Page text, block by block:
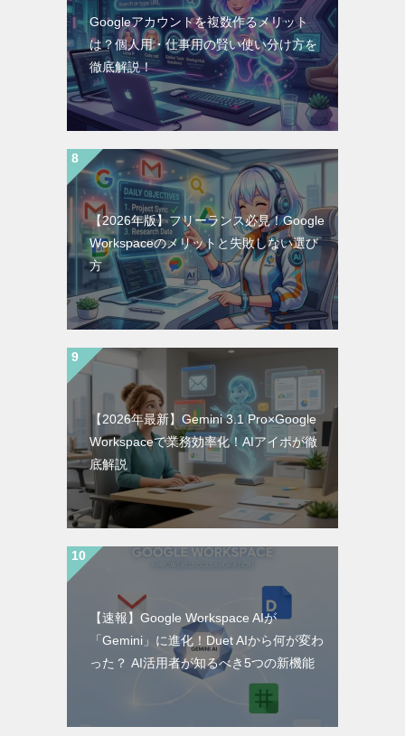
Googleアカウントを複数作るメリット
は？個人用・仕事用の賢い使い分け方を
徹底解説！
【2026年版】フリーランス必見！Google
Workspaceのメリットと失敗しない選び
方
【2026年最新】Gemini 3.1 Pro×Google
Workspaceで業務効率化！AIアイポが徹
底解説
【速報】Google Workspace AIが
「Gemini」に進化！Duet AIから何が変わ
った？ AI活用者が知るべき5つの新機能